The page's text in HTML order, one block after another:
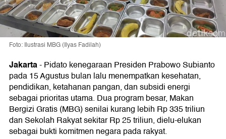
Foto: Ilustrasi MBG (Ilyas Fadilah)
Jakarta-Pidato kenegaraan Presiden Prabowo Subianto
pada 15 Agustus bulan lalu menempatkan kesehatan,
pendidikan, ketahanan pangan, dan subsidi energi
sebagai prioritas utama. Dua program besar, Makan
Bergizi Gratis (MBG) senilai kurang lebih Rp 335 triliun
dan Sekolah Rakyat sekitar Rp 25 triliun, dielu-elukan
sebagai bukti komitmen negara pada rakyat.